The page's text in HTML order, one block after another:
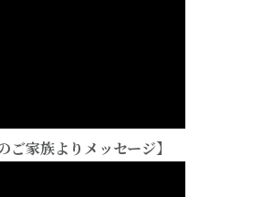
ご家族よりメッセージ】